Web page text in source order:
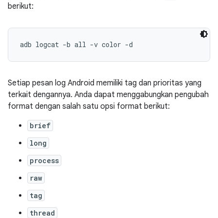
berikut:
Setiap pesan log Android memiliki tag dan prioritas yang
terkait dengannya. Anda dapat menggabungkan pengubah
format dengan salah satu opsi format berikut:
brief
long
process
raw
tag
thread